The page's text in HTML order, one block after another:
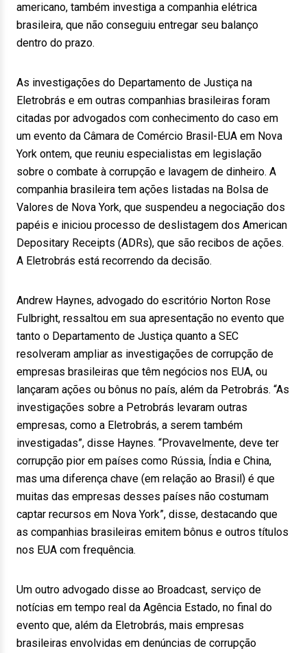
americano, também investiga a companhia elétrica
brasileira, que não conseguiu entregar seu balanço
dentro do prazo.
As investigações do Departamento de Justiça na
Eletrobrás e em outras companhias brasileiras foram
citadas por advogados com conhecimento do caso em
um evento da Câmara de Comércio Brasil-EUA em Nova
York ontem, que reuniu especialistas em legislação
sobre o combate à corrupção e lavagem de dinheiro. A
companhia brasileira tem ações listadas na Bolsa de
Valores de Nova York, que suspendeu a negociação dos
papéis e iniciou processo de deslistagem dos American
Depositary Receipts (ADRs), que são recibos de ações.
A Eletrobrás está recorrendo da decisão.
Andrew Haynes, advogado do escritório Norton Rose
Fulbright, ressaltou em sua apresentação no evento que
tanto o Departamento de Justiça quanto a SEC
resolveram ampliar as investigações de corrupção de
empresas brasileiras que têm negócios nos EUA, ou
lançaram ações ou bônus no país, além da Petrobrás. “As
investigações sobre a Petrobrás levaram outras
empresas, como a Eletrobrás, a serem também
investigadas”, disse Haynes. “Provavelmente, deve ter
corrupção pior em países como Rússia, Índia e China,
mas uma diferença chave (em relação ao Brasil) é que
muitas das empresas desses países não costumam
captar recursos em Nova York”, disse, destacando que
as companhias brasileiras emitem bônus e outros títulos
nos EUA com frequência.
Um outro advogado disse ao Broadcast, serviço de
notícias em tempo real da Agência Estado, no final do
evento que, além da Eletrobrás, mais empresas
brasileiras envolvidas em denúncias de corrupção